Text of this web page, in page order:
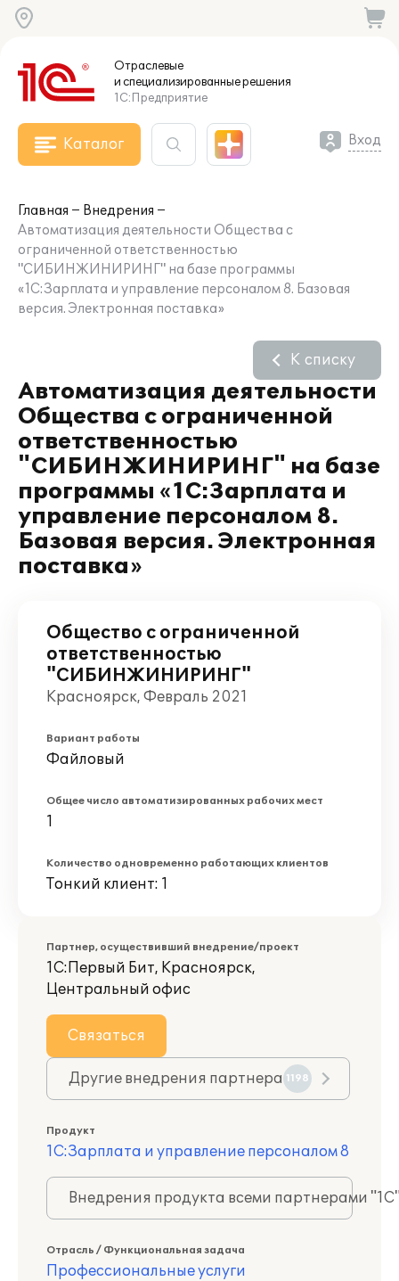
Отраслевые
и специализированныерешения
1С:Предприятие
Каталог Вход
Главная
Внедрения
Автоматизация деятельности Общества с
ограниченной ответственностью
"СИБИНЖИНИРИНГ" на базе программы
«1С:Зарплата и управление персоналом 8. Базовая
версия. Электронная поставка»
Автоматизация деятельности
Общества с ограниченной
ответственностью
"СИБИНЖИНИРИНГ" на базе
программы «1С:Зарплата и
управление персоналом 8.
Базовая версия. Электронная
поставка»
К списку
Общество с ограниченной
ответственностью
"СИБИНЖИНИРИНГ"
Красноярск, Февраль 2021
Вариант работы
Файловый
Общее число автоматизированных рабочих мест
1
Количество одновременно работающих клиентов
Тонкий клиент: 1
Партнер, осуществивший внедрение/проект
1С:Первый Бит, Красноярск,
Центральный офис
Связаться
Другие внедрения партнера 1198
Продукт
1С:Зарплата и управление персоналом 8
Внедрения продукта всеми партнерами
Отрасль / Функциональная задача
Профессиональные услуги